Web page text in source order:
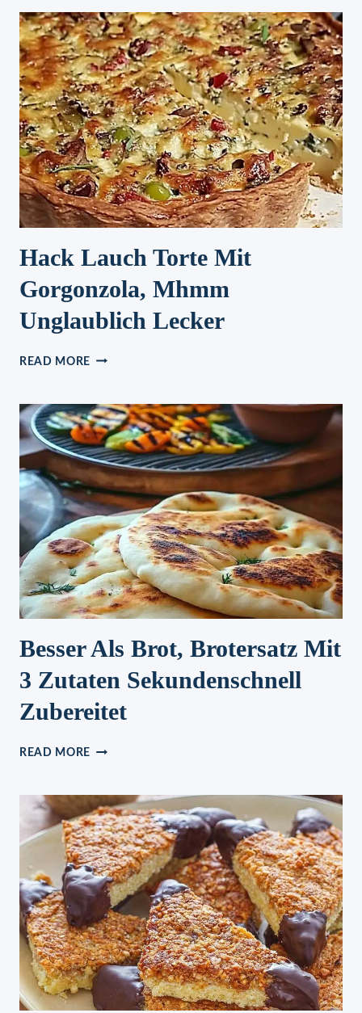
Hack Lauch Torte Mit
Gorgonzola, Mhmm
Unglaublich Lecker
READ MORE HACK
MIT
GORGONZOLA,
MHMM
UNGLAUBLICH
LECKER
Besser Als Brot, Brotersatz Mit
3 Zutaten Sekundenschnell
Zubereitet
READ MORE BESSER
BROTERSATZ
MIT
3
ZUTATEN
SEKUNDENSCHNELL
ZUBEREITET